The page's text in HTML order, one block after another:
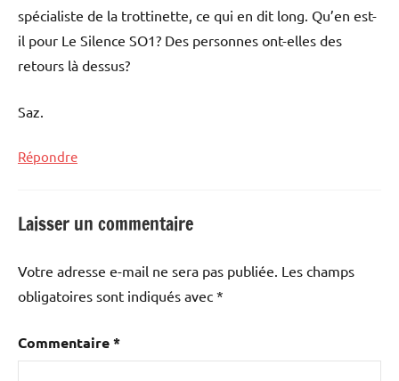
spécialiste de la trottinette, ce qui en dit long. Qu’en est-
il pour Le Silence SO1? Des personnes ont-elles des
retours là dessus?
Saz.
Répondre
Laisser un commentaire
Votre adresse e-mail ne sera pas publiée. Les champs
obligatoires sont indiqués avec *
Commentaire*